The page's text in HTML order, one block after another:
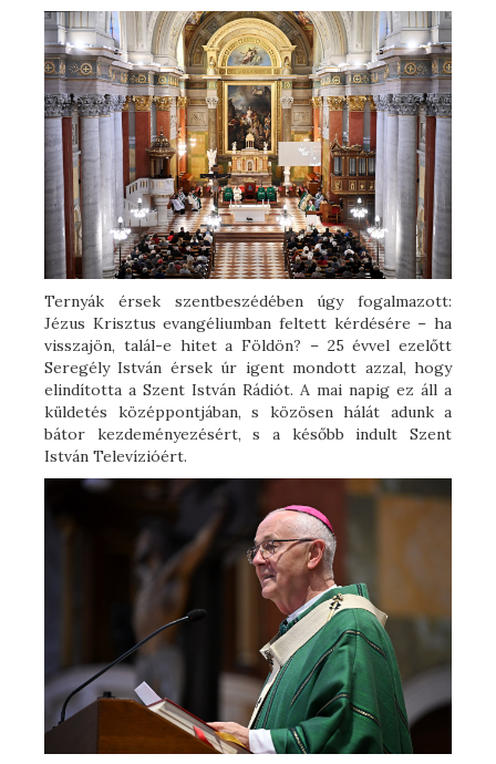
Ternyák érsek szentbeszédében úgy fogalmazott:
Jézus Krisztus evangéliumban feltett kérdésére – ha
visszajön, talál-e hitet a Földön? – 25 évvel ezelőtt
Seregély István érsek úr igent mondott azzal, hogy
elindította a Szent István Rádiót. A mai napig ez áll a
küldetés középpontjában, s közösen hálát adunk a
bátor kezdeményezésért, s a később indult Szent
István Televízióért.